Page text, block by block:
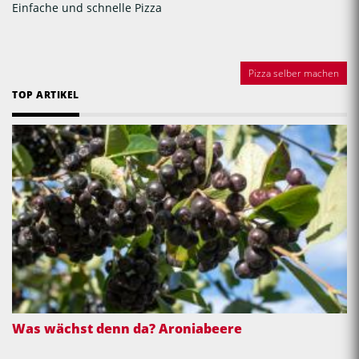
Einfache und schnelle Pizza
Pizza selber machen
TOP ARTIKEL
Was wächst denn da? Aroniabeere